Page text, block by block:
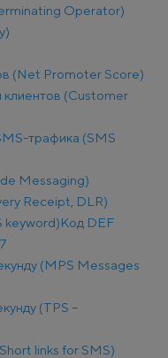
Operator)
(Net Promoter Score)
клиентов (Customer
трафика (SMS
Messaging)
Receipt, DLR)
keyword)Код DEF
(MPS Messages
(TPS –
links for SMS)